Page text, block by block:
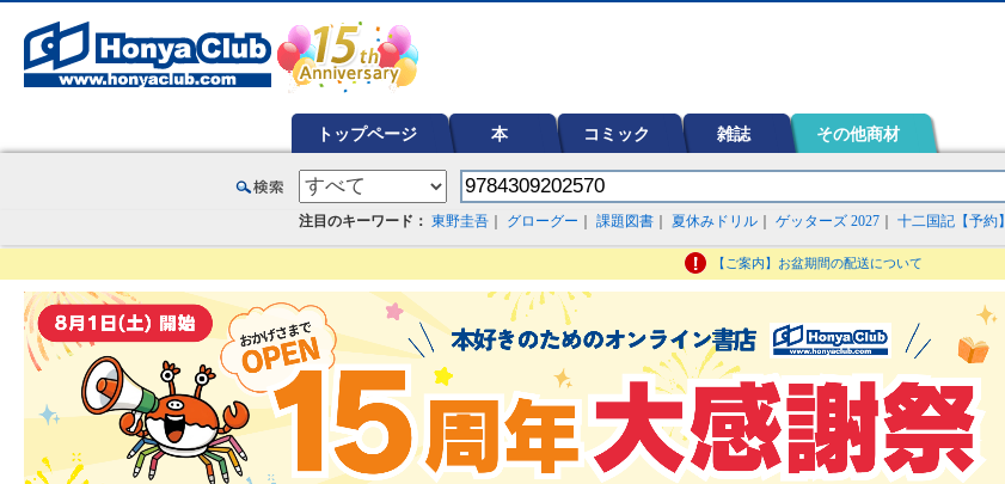
トップページ 本 コミック 雑誌 その他商材
注目のキーワード： 東野圭吾 グローグー 課題図書 夏休みドリル ゲッターズ 2027 十二国記【予約】
【ご案内】お盆期間の配送について